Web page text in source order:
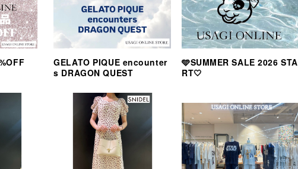
GELATO PIQUE encounter
s DRAGON QUEST
🩵SUMMER SALE 2026 STA
RT🤍